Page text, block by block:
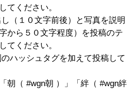
てください。
（１０文字前後）と写真を説明
から５０文字程度）を投稿のテ
てください。
ハッシュタグを加えて投稿して
朝（ #wgn朝 ）」「絆（ #wgn絆